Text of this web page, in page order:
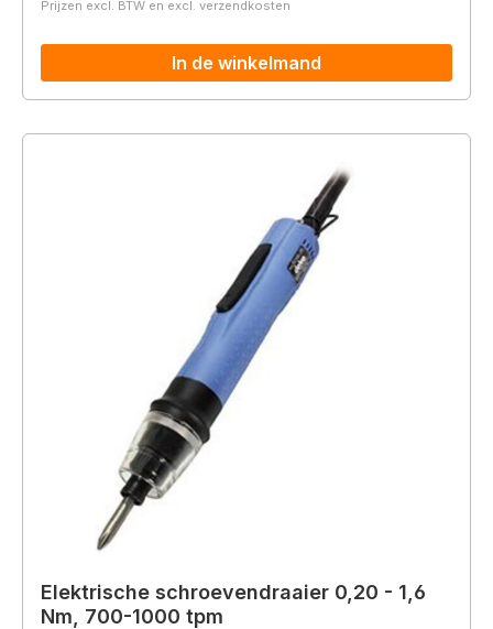
Prijzen excl. BTW en excl. verzendkosten
In de winkelmand
Elektrische schroevendraaier 0,20 - 1,6
Nm, 700-1000 tpm